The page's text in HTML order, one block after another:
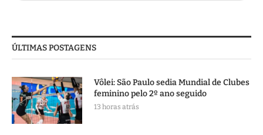
ÚLTIMAS POSTAGENS
Vôlei: São Paulo sedia Mundial de Clubes
feminino pelo 2º ano seguido
13 horas atrás